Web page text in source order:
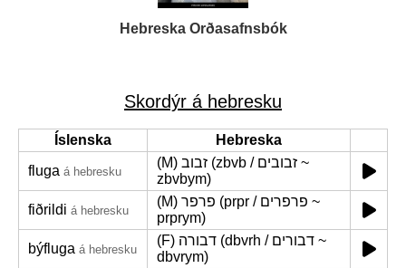
Hebreska Orðasafnsbók
Skordýr á hebresku
Íslenska
Hebreska
fluga á hebresku
(M) זבוב (zbvb / זבובים ~
zbvbym)
fiðrildi á hebresku
(M) פרפר (prpr / פרפרים ~
prprym)
býfluga á hebresku
(F) דבורה (dbvrh / דבורים ~
dbvrym)